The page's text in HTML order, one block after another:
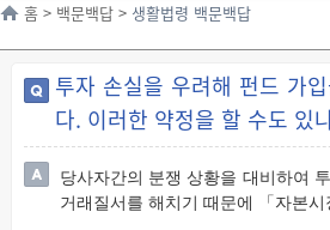
홈 > 백문백답 > 생활법령 백문백답
투자 손실을 우려해 펀드 가
다. 이러한 약정을 할 수도 있
당사자간의 분쟁 상황을 대비하여
거래질서를 해치기 때문에 「자본